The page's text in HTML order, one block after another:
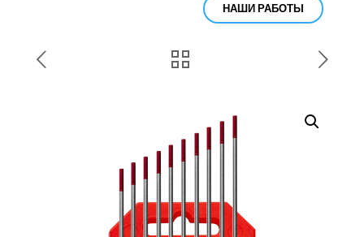
НАШИ РАБОТЫ